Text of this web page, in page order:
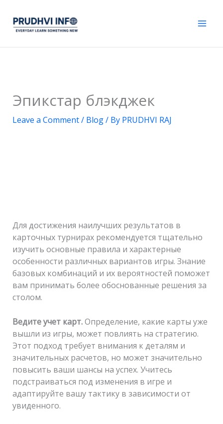
content
Эпикстар блэкджек
Leave a Comment/ Blog/ By PRUDHVI RAJ
Для достижения наилучших результатов в
карточных турнирах рекомендуется тщательно
изучить основные правила и характерные
особенности различных вариантов игры. Знание
базовых комбинаций и их вероятностей поможет
вам принимать более обоснованные решения за
столом.
Ведите учет карт.Определение, какие карты уже
вышли из игры, может повлиять на стратегию.
Этот подход требует внимания к деталям и
значительных расчетов, но может значительно
повысить ваши шансы на успех. Учитесь
подстраиваться под изменения в игре и
адаптируйте вашу тактику в зависимости от
увиденного.